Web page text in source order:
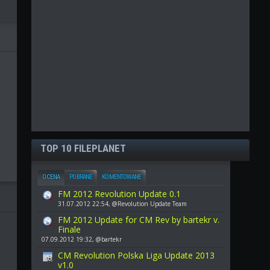
TOP 10 FILEPLANET
OCENA POBRANE KOMENTOWANE
FM 2012 Revolution Update 0.1
31.07.2012 22:54, @Revolution Update Team
FM 2012 Update for CM Rev by bartekr v.
Finale
07.09.2012 19:32, @bartekr
CM Revolution Polska Liga Update 2013
v1.0